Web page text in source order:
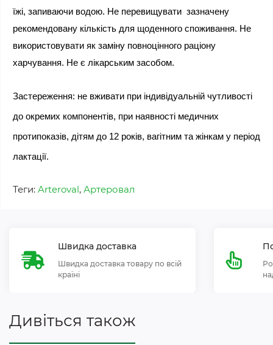
їжі, запиваючи водою. Не перевищувати  зазначену
рекомендовану кількість для щоденного споживання. Не
використовувати як заміну повноцінного раціону
харчування. Не є лікарським засобом.
Застереження: не вживати при індивідуальній чутливості
до окремих компонентів, при наявності медичних
протипоказів, дітям до 12 років, вагітним та жінкам у період
лактації.
Теги: Arteroval, Артеровал
Швидка доставка
Швидка доставка товару по всій
країні
Дивіться також